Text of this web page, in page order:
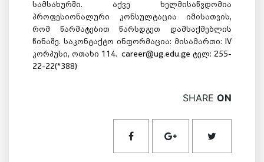
სამსახურში. აქვე ხელმისაწვდომია
პროფესიონალური კონსულტაცია იმისათვის,
რომ წარმატებით წარსდგეთ დამსაქმებლის
წინაშე. საკონტაქტო ინფორმაცია: მისამართი: IV
კორპუსი, ოთახი 114. career@ug.edu.ge ტელ: 255-
22-22(*388)
SHARE ON